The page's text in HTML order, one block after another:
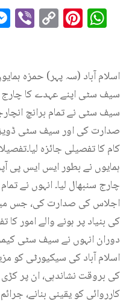
Messenger
ViberCopy
Link
اسلام آباد (سہ پہر) حمزہ
سیف سٹی اپنے عہدے کا چارج
سیف سٹی نے تمام برانچ
صدارت کی اور سیف سٹی ڈویژن
کام کا تفصیلی جائزہ
ہمایوں نے بطور ایس ایس پی
چارج سنبھال لیا۔ انہوں نے
اجلاس کی صدارت کی، جس
کی بنیاد پر ہونے والے امور
دوران انہوں نے سیف سٹی
اسلام آباد کی سیکیورٹی کو
کی بروقت نشاندہی، ان پر